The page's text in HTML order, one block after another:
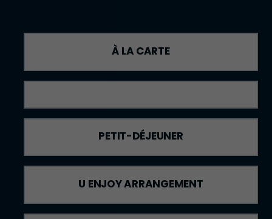
À LA CARTE
PETIT-DÉJEUNER
U ENJOY ARRANGEMENT